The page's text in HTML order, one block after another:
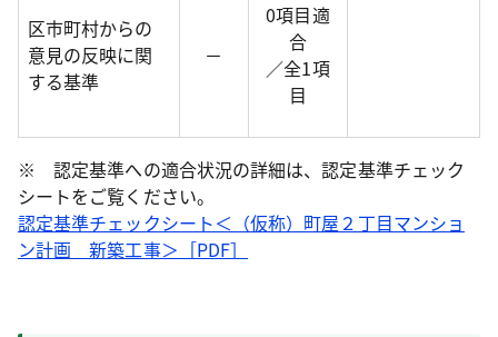
区市町村からの
意見の反映に関
する基準
－
0項目適
合
／全1項
目
※ 認定基準への適合状況の詳細は、認定基準チェック
シートをご覧ください。
認定基準チェックシート＜（仮称）町屋２丁目マンショ
ン計画 新築工事＞［PDF］